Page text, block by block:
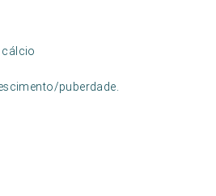
puberdade.